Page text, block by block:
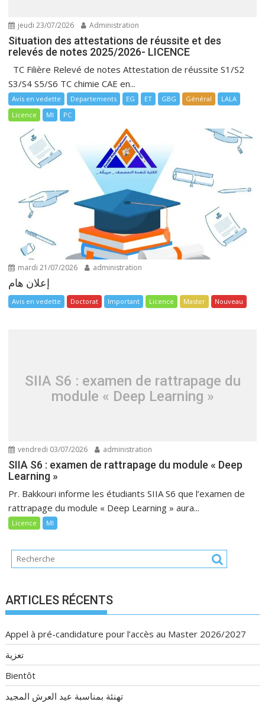
jeudi 23/07/2026 Administration
Situation des attestations de réussite et des
relevés de notes 2025/2026- LICENCE
TC Filière Relevé de notes Attestation de réussite S1/S2
S3/S4 S5/S6 TC chimie CAE en...
Avis en vedette Departements EG ET GBG Général
LALA
Licence
MI PC
mardi 21/07/2026 administration
إعلان هام
Avis en vedette Doctorat Important Licence Master Nouveau
SIIA S6 : examen de rattrapage du
module « Deep Learning »
vendredi 03/07/2026 administration
SIIA S6 : examen de rattrapage du module « Deep
Learning »
Pr. Bakkouri informe les étudiants SIIA S6 que l’examen de
rattrapage du module « Deep Learning » aura...
Licence MI
ARTICLES RÉCENTS
Appel à pré-candidature pour l’accès au Master 2026/2027
تعزية
Bientôt
تهنئة بمناسبة عيد العرش المجيد